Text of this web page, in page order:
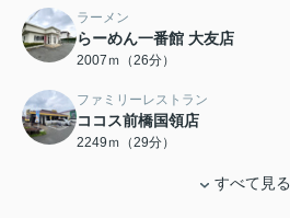
ラーメン
らーめん一番館 大友店
2007ｍ（26分）
ファミリーレストラン
ココス前橋国領店
2249ｍ（29分）
すべて見る